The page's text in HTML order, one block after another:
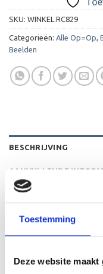
Toestemming
Deze website
SKU: WINKEL.RC829
Categorieën: Alle Op=Op,
Beelden
BESCHRIJVING
AANVULLENDE
BEOORDELINGEN (0)
De C829 is een heel
ieder (sport)toernooi
het beeld aan te